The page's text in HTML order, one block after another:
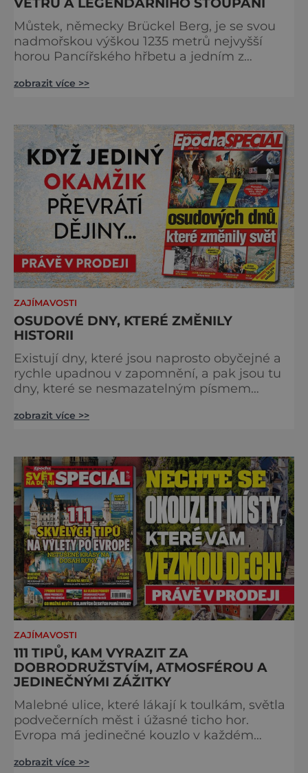
Můstek, německy Brückel Berg, je se svou
nadmořskou výškou 1235 metrů nejvyšší
horou Pancířského hřbetu a jedním z
Šumavy. Přestože nestojí v centru hlavních
Můstek si dodnes uchovává syrový horský
charakter, klid a zvláštní atmosféru
šumavských hřebenů, kde se střídá hustý les
zobrazit více >>
ZAJÍMAVOSTI
OSUDOVÉ DNY, KTERÉ ZMĚNILY
HISTORII
Existují dny, které jsou naprosto obyčejné a
rychle upadnou v zapomnění, a pak jsou tu
dny, které se nesmazatelným písmem
dojde k významnému objevu nebo děsivé
krážem. Je 10. dubna roku 49 př. n. l. a na
břehu říčky Rubikon pronáší Gaius Julius
Caesar svou slavnou vě
zobrazit více >>
ZAJÍMAVOSTI
111 TIPŮ, KAM VYRAZIT ZA
DOBRODRUŽSTVÍM, ATMOSFÉROU A
JEDINEČNÝMI ZÁŽITKY
Malebné ulice, které lákají k toulkám, světla
podvečerních měst i úžasné ticho hor.
Evropa má jedinečné kouzlo v každém
zve na cestu plnou inspirace, dobrodružství i
zobrazit více >>